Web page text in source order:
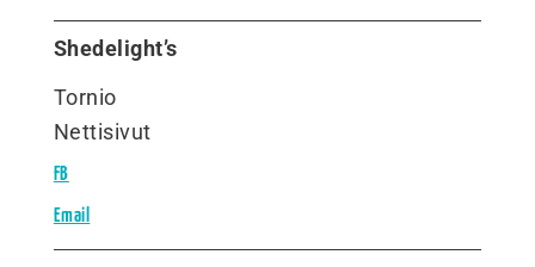
Shedelight’s
Tornio
Nettisivut
FB
Email